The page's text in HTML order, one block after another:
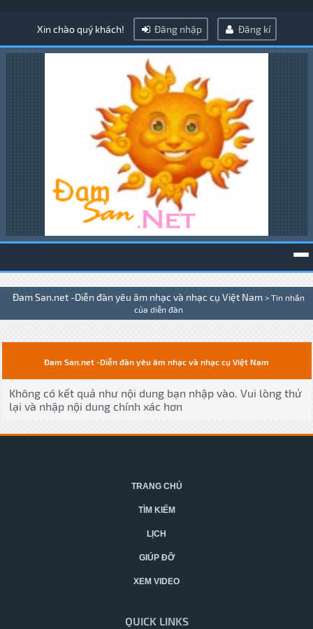
Xin chào quý khách! Đăng nhập Đăng kí
Đam San.net -Diễn đàn yêu âm nhạc và nhạc cụ Việt Nam > Tin nhắn
của diễn đàn
Đam San.net -Diễn đàn yêu âm nhạc và nhạc cụ Việt Nam
Không có kết quả như nội dung bạn nhập vào. Vui lòng thử
lại và nhập nội dung chính xác hơn
TRANG CHỦ
TÌM KIẾM
LỊCH
GIÚP ĐỠ
XEM VIDEO
QUICK LINKS